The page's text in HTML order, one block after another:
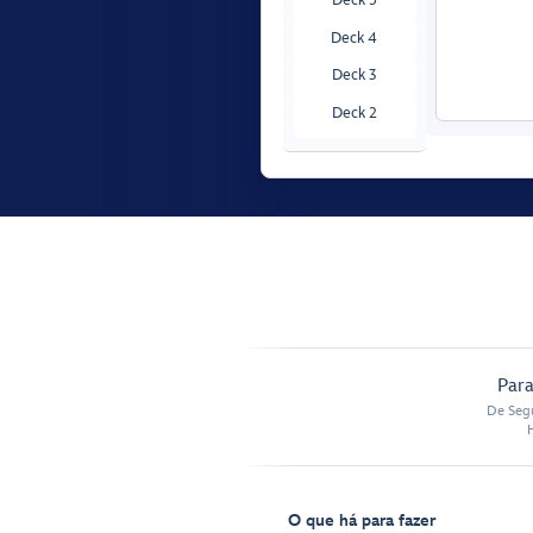
Deck 4
Deck 3
Deck 2
Deck 1
De
O que há para fazer